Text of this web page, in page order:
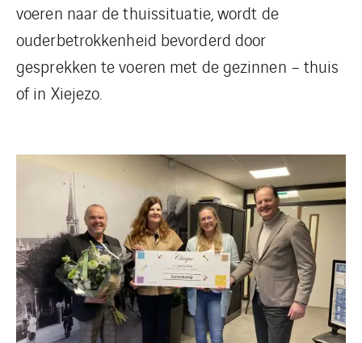
voeren naar de thuissituatie, wordt de
ouderbetrokkenheid bevorderd door
gesprekken te voeren met de gezinnen – thuis
of in Xiejezo.